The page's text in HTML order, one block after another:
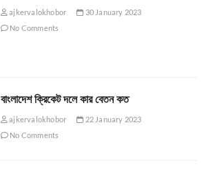
ajkervalokhobor
30 January 2023
No Comments
বাংলাদেশ ক্রিকেট দলে কার বেতন কত
ajkervalokhobor
22 January 2023
No Comments